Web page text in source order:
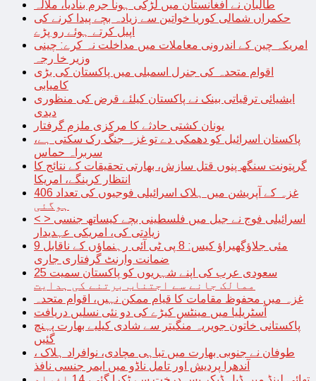
طالبان نے افغانستان میں لڑکی ہونا جرم بنادیا، ملالہ
حکمراں شمالی کوریا خواتین سے زیادہ بچے پیدا کرنے کی
اپیل کرتے ہوئے رو پڑے
امریکہ چین کے اندرونی معاملات میں مداخلت نہ کرے: چینی
وزیر خا رجہ
اقوام متحدہ کی جنرل اسمبلی میں پاکستان کی بڑی
کامیابی
ایشیائی ترقیاتی بینک نے پاکستان کیلئے قرض کی منظوری
دیدی
یونان کشتی حادثے کا مرکزی ملزم گرفتار
پاکستان اسرائیل کو دھمکی دے تو غزہ جنگ رک سکتی ہے،
سربراہ حماس
گرپتونت سنگھ پنوں قتل سازش، بھارتی تحقیقات کے نتائج کا
انتظار کرینگے، امریکا
غزہ کے آپریشن میں ہلاک اسرائیلی فوجیوں کی تعداد 406
ہوگئی
< > اسرائیلی فوج نے جیل میں فلسطینی بچے کیساتھ جنسی
زیادتی کی، امریکی عہدیدار
9 مئی جلاؤگھیراؤ کیس: 8 پی ٹی آئی رہنماؤں کے ناقابل
ضمانت وارنٹ گرفتاری جاری
سعودی عرب کی اپنے شہریوں کو پاکستان سمیت 25
ممالک جانے سے اجتناب برتنے کی ہدایت
غزہ میں محفوظ مقامات کا قیام ممکن نہیں، اقوام متحدہ
آسٹریلیا میں مینٹس کیڑے کی دو نئی نسلیں دریافت
پاکستانی خاتون جویریہ منگیتر سے شادی کیلیے بھارت پہنچ
گئیں
طوفان نے جنوبی بھارت میں تباہی مچادی، نوافراد ہلاک ،
آندھرا پردیش اور تامل ناڈو میں ایمر جنسی نافذ